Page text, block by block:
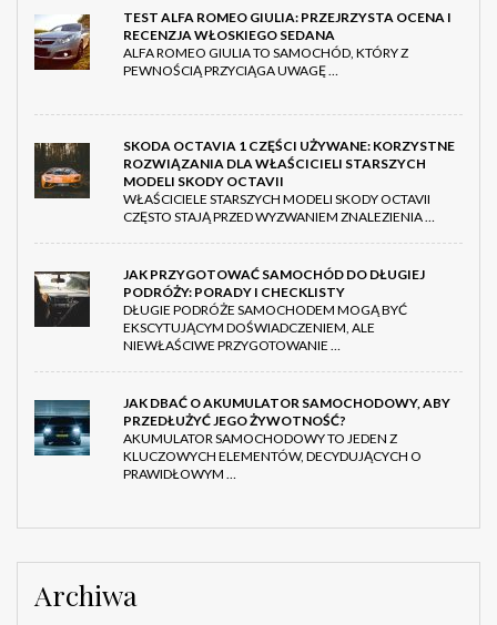
TEST ALFA ROMEO GIULIA: PRZEJRZYSTA OCENA I
RECENZJA WŁOSKIEGO SEDANA
ALFA ROMEO GIULIA TO SAMOCHÓD, KTÓRY Z
PEWNOŚCIĄ PRZYCIĄGA UWAGĘ …
SKODA OCTAVIA 1 CZĘŚCI UŻYWANE: KORZYSTNE
ROZWIĄZANIA DLA WŁAŚCICIELI STARSZYCH
MODELI SKODY OCTAVII
WŁAŚCICIELE STARSZYCH MODELI SKODY OCTAVII
CZĘSTO STAJĄ PRZED WYZWANIEM ZNALEZIENIA …
JAK PRZYGOTOWAĆ SAMOCHÓD DO DŁUGIEJ
PODRÓŻY: PORADY I CHECKLISTY
DŁUGIE PODRÓŻE SAMOCHODEM MOGĄ BYĆ
EKSCYTUJĄCYM DOŚWIADCZENIEM, ALE
NIEWŁAŚCIWE PRZYGOTOWANIE …
JAK DBAĆ O AKUMULATOR SAMOCHODOWY, ABY
PRZEDŁUŻYĆ JEGO ŻYWOTNOŚĆ?
AKUMULATOR SAMOCHODOWY TO JEDEN Z
KLUCZOWYCH ELEMENTÓW, DECYDUJĄCYCH O
PRAWIDŁOWYM …
Archiwa